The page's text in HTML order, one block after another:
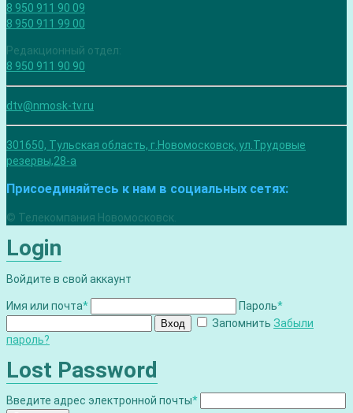
8 950 911 90 09
8 950 911 99 00
Редакционный отдел:
8 950 911 90 90
dtv@nmosk-tv.ru
301650, Тульская область, г.Новомосковск, ул.Трудовые
резервы,28-а
Присоединяйтесь к нам в социальных сетях:
© Телекомпания Новомосковск.
Login
Войдите в свой аккаунт
Имя или почта* Пароль*
Вход Запомнить Забыли
пароль?
Lost Password
Введите адрес электронной почты*